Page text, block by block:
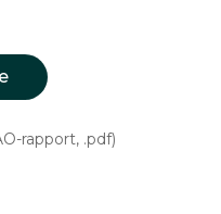
rapport, .pdf)